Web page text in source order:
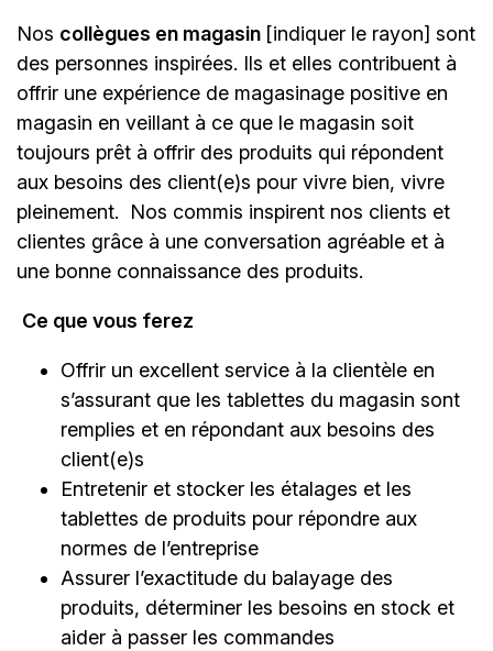
Nos collègues en magasin [indiquer le rayon] sont
des personnes inspirées. Ils et elles contribuent à
offrir une expérience de magasinage positive en
magasin en veillant à ce que le magasin soit
toujours prêt à offrir des produits qui répondent
aux besoins des client(e)s pour vivre bien, vivre
pleinement. Nos commis inspirent nos clients et
clientes grâce à une conversation agréable et à
une bonne connaissance des produits.
Ce que vous ferez
Offrir un excellent service à la clientèle en
s’assurant que les tablettes du magasin sont
remplies et en répondant aux besoins des
client(e)s
Entretenir et stocker les étalages et les
tablettes de produits pour répondre aux
normes de l’entreprise
Assurer l’exactitude du balayage des
produits, déterminer les besoins en stock et
aider à passer les commandes